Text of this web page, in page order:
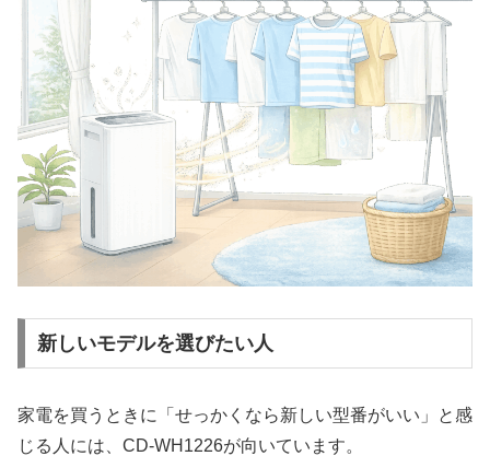
新しいモデルを選びたい人
家電を買うときに「せっかくなら新しい型番がいい」と感
じる人には、CD-WH1226が向いています。